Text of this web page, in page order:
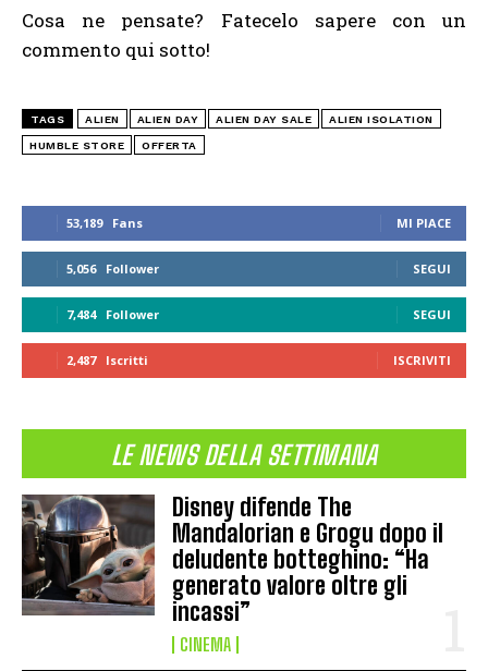
53,189 Fans MI PIACE
5,056 Follower SEGUI
7,484 Follower SEGUI
2,487 Iscritti ISCRIVITI
LE NEWS DELLA SETTIMANA
Disney difende The
Mandalorian e Grogu dopo il
deludente botteghino: “Ha
generato valore oltre gli
incassi”
CINEMA
Cosa ne pensate? Fatecelo sapere con un
commento qui sotto!
TAGS ALIEN ALIEN DAY ALIEN DAY SALE ALIEN ISOLATION
HUMBLE STORE OFFERTA